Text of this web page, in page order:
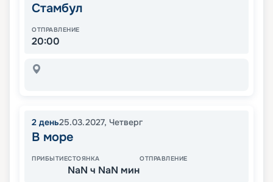
Стамбул
ОТПРАВЛЕНИЕ
20:00
2 день25.03.2027, Четверг
В море
ПРИБЫТИЕСТОЯНКА
NaN ч NaN мин
ОТПРАВЛЕНИЕ